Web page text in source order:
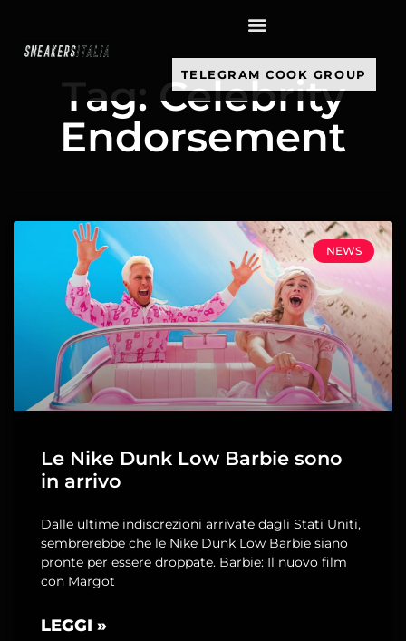
TELEGRAM COOK GROUP
Tag: Celebrity
Endorsement
NEWS
Le Nike Dunk Low Barbie sono
in arrivo
Dalle ultime indiscrezioni arrivate dagli Stati Uniti,
sembrerebbe che le Nike Dunk Low Barbie siano
pronte per essere droppate. Barbie: Il nuovo film
con Margot
LEGGI »